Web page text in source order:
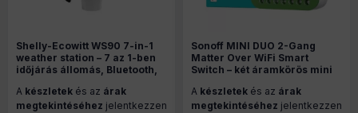
Shelly-Ecowitt WS90 7-in-1
weather station – 7 az 1-ben
időjárás állomás, Bluetooth,
A készletek és az árak
megtekintéséhez jelentkezzen
Sonoff MINI DUO 2-Gang
Matter Over WiFi Smart
Switch – két áramkörös mini
(MINI-2GS)
A készletek és az árak
megtekintéséhez jelentkezzen